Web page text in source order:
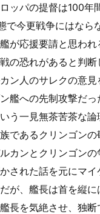
ッパの提督は100年
で今更戦争にはなら
が応援要請と思われ
の恐れがあると判
ン人のサレクの意
艦への先制攻撃だっ
う一見無茶苦茶な
であるクリンゴン
カンとクリンゴンの
された話を元にマ
が、艦長は首を縦に
長を気絶させ、独断